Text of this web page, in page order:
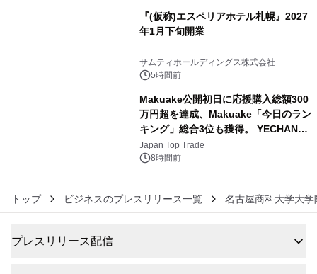
『(仮称)エスペリアホテル札幌』2027
年1月下旬開業
サムティホールディングス株式会社
5時間前
Makuake公開初日に応援購入総額300
万円超を達成、Makuake「今日のラン
キング」総合3位も獲得。 YECHAN音
浴シンギングボウル第2弾の大型サイ
ズ（XL・2XL・3XL）を先行販売中
Japan Top Trade
8時間前
トップ ビジネスのプレスリリース一覧 名古屋商科大学大学
プレスリリース配信